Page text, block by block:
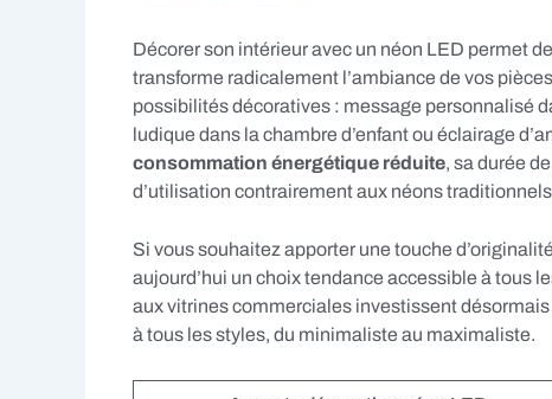
Décorer son intérieur avec un néon LED permet
transforme radicalement l’ambiance de vos
possibilités décoratives : message personnalisé
ludique dans la chambre d’enfant ou éclairage
consommation énergétique réduite, sa durée
d’utilisation contrairement aux néons
Si vous souhaitez apporter une touche
aujourd’hui un choix tendance accessible à tous
aux vitrines commerciales investissent
à tous les styles, du minimaliste au maximaliste.